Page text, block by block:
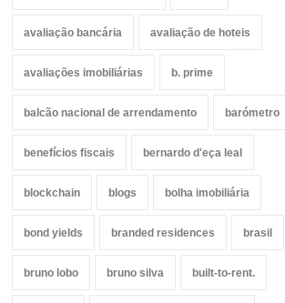
avaliação bancária avaliação de hoteis
avaliações imobiliárias b. prime
balcão nacional de arrendamento barómetro
benefícios fiscais bernardo d'eça leal
blockchain blogs bolha imobiliária
bond yields branded residences brasil
bruno lobo bruno silva built-to-rent.